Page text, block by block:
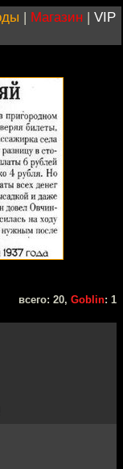
| Магазин | VIP
всего: 20, Goblin: 1